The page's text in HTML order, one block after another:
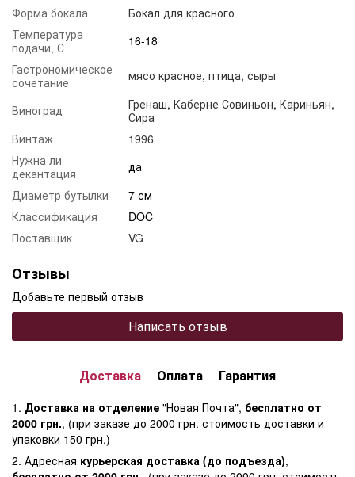
Форма бокала
Бокал для красного
Температура
подачи, С
16-18
Гастрономическое
сочетание
мясо красное, птица, сыры
Виноград Гренаш, Каберне Совиньон, Кариньян,
Сира
Винтаж
1996
Нужна ли
декантация
да
Диаметр бутылки
7 см
Классификация
DOC
Поставщик
VG
Отзывы
Добавьте первый отзыв
Написать отзыв
Доставка Оплата Гарантия
1. Доставка на отделение "Новая Почта", бесплатно от
2000 грн., (при заказе до 2000 грн. стоимость доставки и
упаковки 150 грн.)
2. Адресная курьерская доставка (до подъезда),